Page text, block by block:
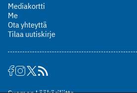
Mediakortti
Me
Ota yhteyttä
Tilaa uutiskirje